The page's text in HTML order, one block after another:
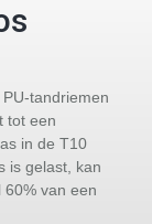
tandriemen
tot een
in de T10
is gelast, kan
van een